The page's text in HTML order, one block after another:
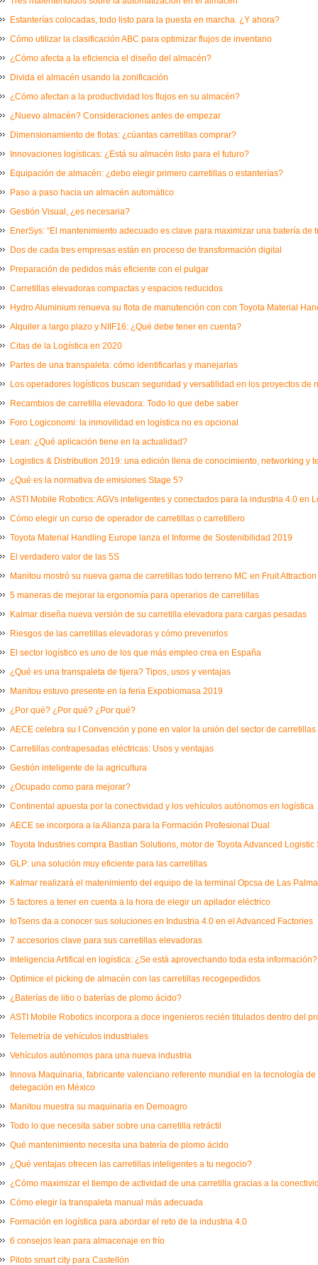
Estanterías colocadas, todo listo para la puesta en marcha. ¿Y ahora?
Cómo utilizar la clasificación ABC para optimizar flujos de inventario
¿Cómo afecta a la eficiencia el diseño del almacén?
Divida el almacén usando la zonificación
¿Cómo afectan a la productividad los flujos en su almacén?
¿Nuevo almacén? Consideraciones antes de empezar
Dimensionamiento de flotas: ¿cúantas carretillas comprar?
Innovaciones logísticas: ¿Está su almacén listo para el futuro?
Equipación de almacén: ¿debo elegir primero carretillas o estanterías?
Paso a paso hacia un almacén automático
Gestión Visual, ¿es necesaria?
EnerSys: “El mantenimiento adecuado es clave para maximizar una batería de
Dos de cada tres empresas están en proceso de transformación digital
Preparación de pedidos más eficiente con el pulgar
Carretillas elevadoras compactas y espacios reducidos
Hydro Aluminium renueva su flota de manutención con con Toyota Material
Alquiler a largo plazo y NIIF16: ¿Qué debe tener en cuenta?
Citas de la Logística en 2020
Partes de una transpaleta: cómo identificarlas y manejarlas
Los operadores logísticos buscan seguridad y versatilidad en los proyectos de
Recambios de carretilla elevadora: Todo lo que debe saber
Foro Logiconomi: la inmovilidad en logística no es opcional
Lean: ¿Qué aplicación tiene en la actualidad?
Logistics & Distribution 2019: una edición llena de conocimiento, networking y
¿Qué es la normativa de emisiones Stage 5?
ASTI Mobile Robotics: AGVs inteligentes y conectados para la industria 4.0 en
Cómo elegir un curso de operador de carretillas o carretillero
Toyota Material Handling Europe lanza el Informe de Sostenibilidad 2019
El verdadero valor de las 5S
Manitou mostró su nueva gama de carretillas todo terreno MC en Fruit Attraction
5 maneras de mejorar la ergonomía para operarios de carretillas
Kalmar diseña nueva versión de su carretilla elevadora para cargas pesadas
Riesgos de las carretillas elevadoras y cómo prevenirlos
El sector logístico es uno de los que más empleo crea en España
¿Qué es una transpaleta de tijera? Tipos, usos y ventajas
Manitou estuvo presente en la feria Expobiomasa 2019
¿Por qué? ¿Por qué? ¿Por qué?
AECE celebra su I Convención y pone en valor la unión del sector de carretillas
Carretillas contrapesadas eléctricas: Usos y ventajas
Gestión inteligente de la agricultura
¿Ocupado como para mejorar?
Continental apuesta por la conectividad y los vehículos autónomos en logística
AECE se incorpora a la Alianza para la Formación Profesional Dual
Toyota Industries compra Bastian Solutions, motor de Toyota Advanced Logistic
GLP: una solución muy eficiente para las carretillas
Kalmar realizará el matenimiento del equipo de la terminal Opcsa de Las
5 factores a tener en cuenta a la hora de elegir un apilador eléctrico
IoTsens da a conocer sus soluciones en Industria 4.0 en el Advanced Factories
7 accesorios clave para sus carretillas elevadoras
Inteligencia Artifical en logística: ¿Se está aprovechando toda esta información?
Optimice el picking de almacén con las carretillas recogepedidos
¿Baterías de litio o baterías de plomo ácido?
ASTI Mobile Robotics incorpora a doce ingenieros recién titulados dentro del
Telemetría de vehículos industriales
Vehículos autónomos para una nueva industria
Innova Maquinaria, fabricante valenciano referente mundial en la tecnología
delegación en México
Manitou muestra su maquinaria en Demoagro
Todo lo que necesita saber sobre una carretilla retráctil
Qué mantenimiento necesita una batería de plomo ácido
¿Qué ventajas ofrecen las carretillas inteligentes a tu negocio?
¿Cómo maximizar el tiempo de actividad de una carretilla gracias a la
Cómo elegir la transpaleta manual más adecuada
Formación en logística para abordar el reto de la industria 4.0
6 consejos lean para almacenaje en frío
Piloto smart city para Castellón